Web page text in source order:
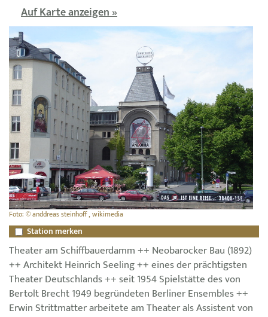
Auf Karte anzeigen »
Foto: © anddreas steinhoff , wikimedia
Station merken
Theater am Schiffbauerdamm ++ Neobarocker Bau (1892)
++ Architekt Heinrich Seeling ++ eines der prächtigsten
Theater Deutschlands ++ seit 1954 Spielstätte des von
Bertolt Brecht 1949 begründeten Berliner Ensembles ++
Erwin Strittmatter arbeitete am Theater als Assistent von